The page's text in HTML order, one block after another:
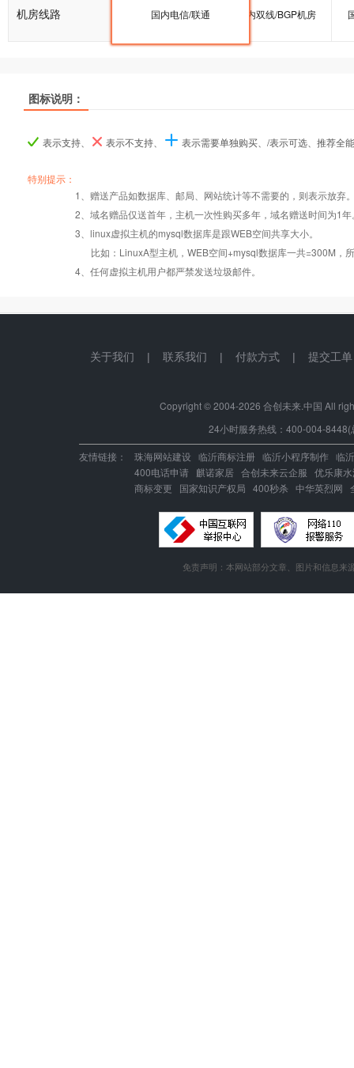
机房线路 国内双线/BGP机房 国内双线/BGP机房
国内电信/联通
产品名称
Windows2008/
Linux
Windows2008/
Linux
产品名称
错误页面定义
产品名称
数据定期备份
数据自助恢复
图标说明：
表示支持、 表示不支持、 表示需要单独购买、/表示可选、推荐全
特别提示：
1、赠送产品如数据库、邮局、网站统计等不需要的，则表示放弃
2、域名赠品仅送首年，主机一次性购买多年，域名赠送时间为1年
3、linux虚拟主机的mysql数据库是跟WEB空间共享大小。
比如：LinuxA型主机，WEB空间+mysql数据库一共=300M，
4、任何虚拟主机用户都严禁发送垃圾邮件。
关于我们 | 联系我们 | 付款方式 | 提交工单
Copyright © 2004-2026 合创未来.中国 All
24小时服务热线：400-004-
友情链接： 珠海网站建设 临沂商标注册 临沂小程序制作 临
400电话申请 麒诺家居 合创未来云企服 优乐康
商标变更
国家知识产权局 400秒杀 中华英烈网
免责声明：本网站部分文章、图片和信息